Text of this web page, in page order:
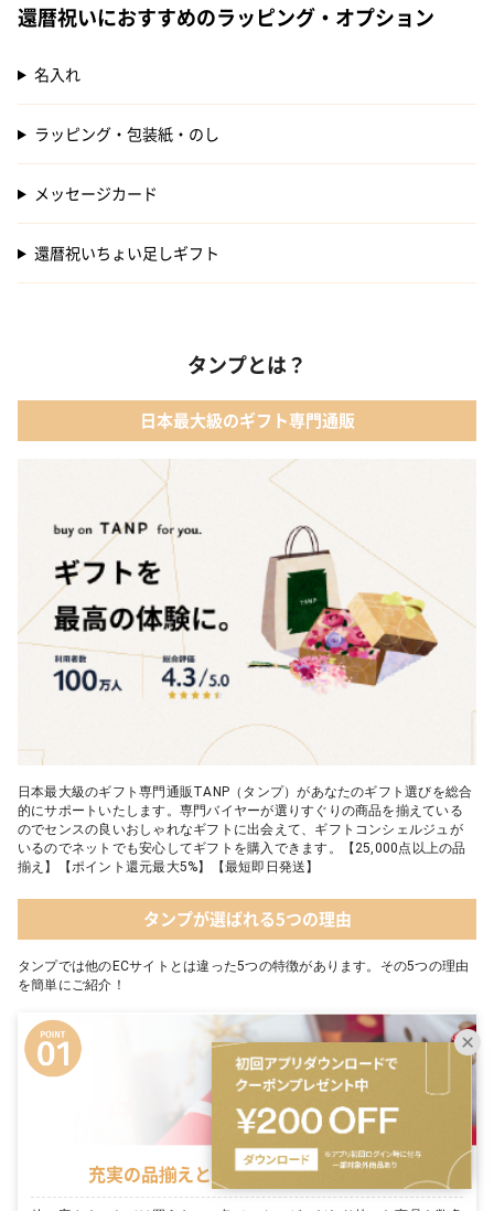
還暦祝いにおすすめのラッピング・オプション
名入れ
ラッピング・包装紙・のし
メッセージカード
還暦祝いちょい足しギフト
タンプとは？
日本最大級のギフト専門通販
日本最大級のギフト専門通販TANP（タンプ）があなたのギフト選びを総合
的にサポートいたします。専門バイヤーが選りすぐりの商品を揃えている
のでセンスの良いおしゃれなギフトに出会えて、ギフトコンシェルジュが
いるのでネットでも安心してギフトを購入できます。【25,000点以上の品
揃え】【ポイント還元最大5%】【最短即日発送】
タンプが選ばれる5つの理由
タンプでは他のECサイトとは違った5つの特徴があります。その5つの理由
を簡単にご紹介！
充実の品揃えとタンプ限定セットが豊富